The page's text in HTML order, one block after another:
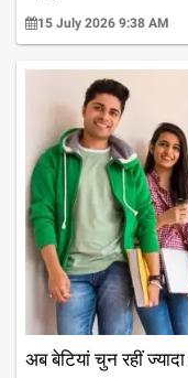
15 July 2026 9:38 AM
अब बेटियां चुन रहीं